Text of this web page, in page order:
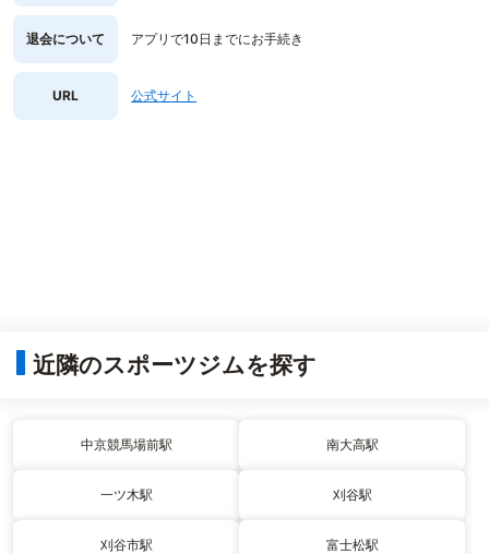
退会について アプリで10日までにお手続き
URL 公式サイト
近隣のスポーツジムを探す
中京競馬場前駅 南大高駅
一ツ木駅 刈谷駅
刈谷市駅 富士松駅